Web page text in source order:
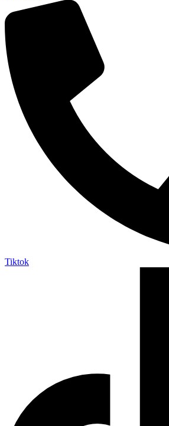
Tiktok